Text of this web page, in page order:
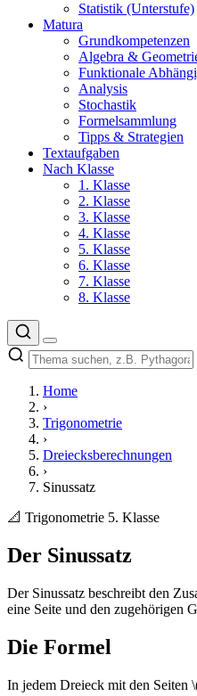
Statistik (Unterstufe)
Matura
Grundkompetenzen
Algebra &
Funktionale
Analysis
Stochastik
Formelsammlung
Tipps & Strategien
Textaufgaben
Nach Klasse
1. Klasse
2. Klasse
3. Klasse
4. Klasse
5. Klasse
6. Klasse
7. Klasse
8. Klasse
Home
›
Trigonometrie
›
Dreiecksberechnungen
›
Sinussatz
📐 Trigonometrie 5. Klasse
Der Sinussatz
Der Sinussatz beschreibt den
eine Seite und den zugehörigen
Die Formel
In jedem Dreieck mit den Seiten